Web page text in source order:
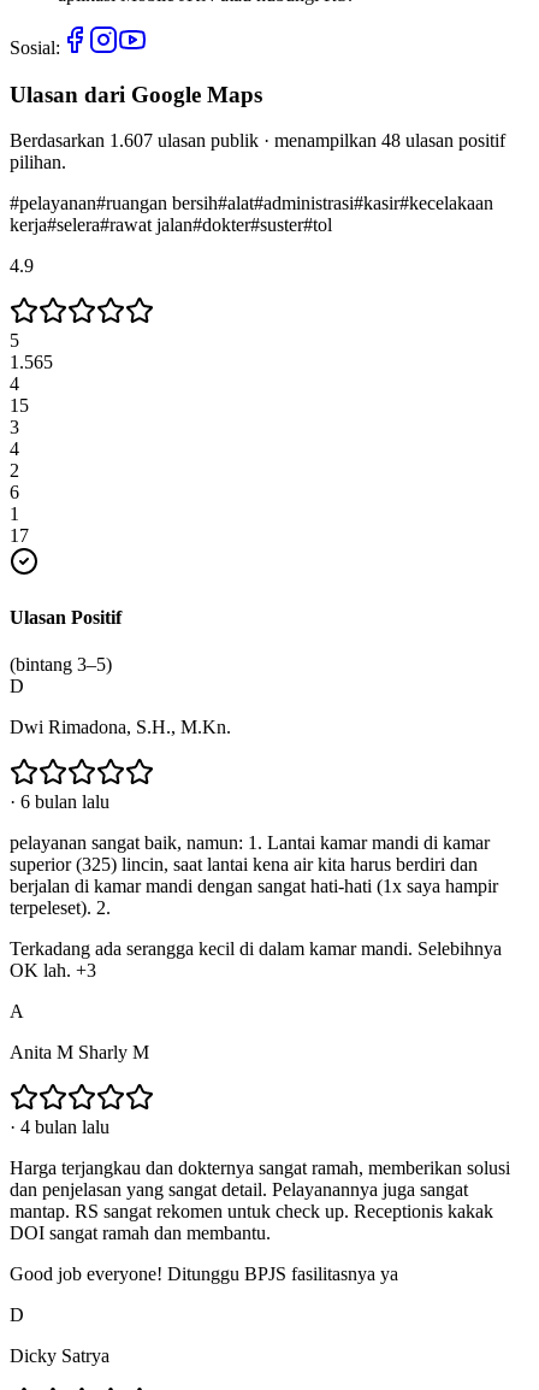
Sosial:
Ulasan dari Google Maps
Berdasarkan 1.607 ulasan publik · menampilkan 48 ulasan positif
pilihan.
#pelayanan#ruangan bersih#alat#administrasi#kasir#kecelakaan
kerja#selera#rawat jalan#dokter#suster#tol
4.9
5
1.565
4
15
3
4
2
6
1
17
Ulasan Positif
(bintang 3–5)
D
Dwi Rimadona, S.H., M.Kn.
· 6 bulan lalu
pelayanan sangat baik, namun: 1. Lantai kamar mandi di kamar
superior (325) lincin, saat lantai kena air kita harus berdiri dan
berjalan di kamar mandi dengan sangat hati-hati (1x saya hampir
terpeleset). 2.
Terkadang ada serangga kecil di dalam kamar mandi. Selebihnya
OK lah. +3
A
Anita M Sharly M
· 4 bulan lalu
Harga terjangkau dan dokternya sangat ramah, memberikan solusi
dan penjelasan yang sangat detail. Pelayanannya juga sangat
mantap. RS sangat rekomen untuk check up. Receptionis kakak
DOI sangat ramah dan membantu.
Good job everyone! Ditunggu BPJS fasilitasnya ya
D
Dicky Satrya